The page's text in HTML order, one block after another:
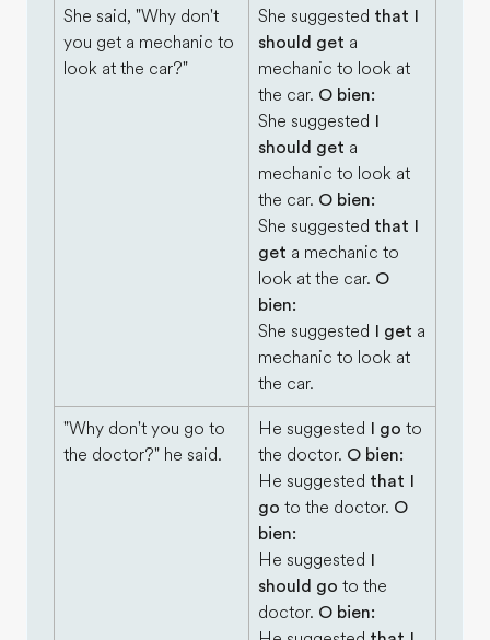
She said, "Why don't
you get a mechanic to
look at the car?"
She suggested that I
should get a
mechanic to look at
the car. O bien:
She suggested I
should get a
mechanic to look at
the car. O bien:
She suggested that I
get a mechanic to
look at the car. O
bien:
She suggested I get a
mechanic to look at
the car.
"Why don't you go to
the doctor?" he said.
He suggested I go to
the doctor. O bien:
He suggested that I
go to the doctor. O
bien:
He suggested I
should go to the
doctor. O bien: